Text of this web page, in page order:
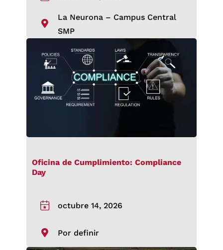
La Neurona – Campus Central
SMP
Oficina de Cumplimiento: Compliance
Day
octubre 14, 2026
Por definir